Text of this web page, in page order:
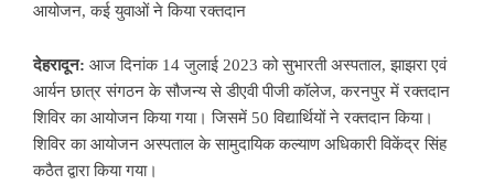
आयोजन, कई युवाओं ने किया रक्तदान
देहरादून: आज दिनांक 14 जुलाई 2023 को सुभारती अस्पताल, झाझरा एवं
आर्यन छात्र संगठन के सौजन्य से डीएवी पीजी कॉलेज, करनपुर में रक्तदान
शिविर का आयोजन किया गया। जिसमें 50 विद्यार्थियों ने रक्तदान किया।
शिविर का आयोजन अस्पताल के सामुदायिक कल्याण अधिकारी विकेंद्र सिंह
कठैत द्वारा किया गया।